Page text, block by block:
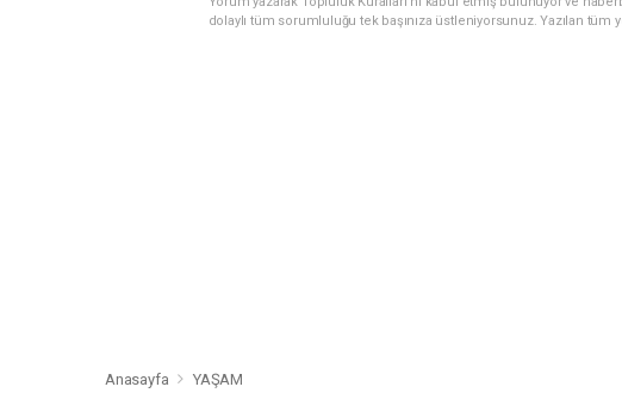
dolaylı tüm sorumluluğu tek başınıza üstleniyorsunuz. Yazılan
Anasayfa YAŞAM